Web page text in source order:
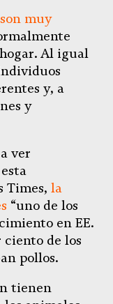
muy
Al igual
y, a
y
ver
Times, la
“uno de los
en EE.
ciento de los
pollos.
tienen